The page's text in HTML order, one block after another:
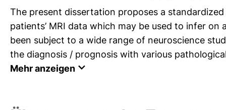
The present dissertation proposes a
patients’ MRI data which may be used to infer
been subject to a wide range of neuroscience
the diagnosis / prognosis with various
Mehr anzeigen